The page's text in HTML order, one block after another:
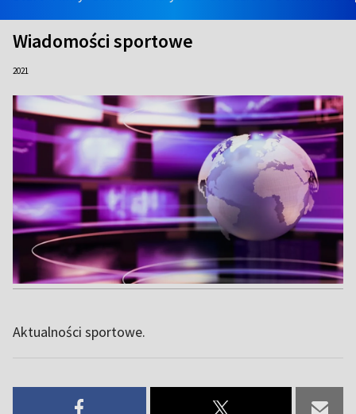
Wiadomości sportowe
2021
Aktualności sportowe.